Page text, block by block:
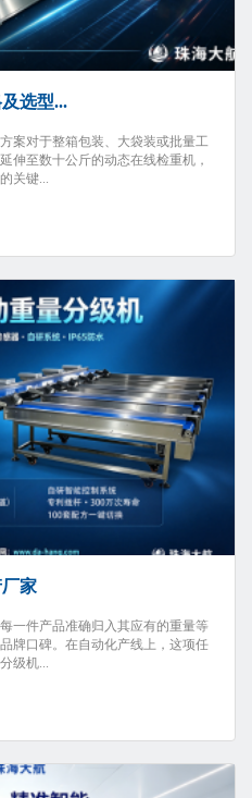
选型...
案对于整箱包装、大袋装或批量工
伸至数十公斤的动态在线检重机，
关键...
家
一件产品准确归入其应有的重量等
牌口碑。在自动化产线上，这项任
级机...